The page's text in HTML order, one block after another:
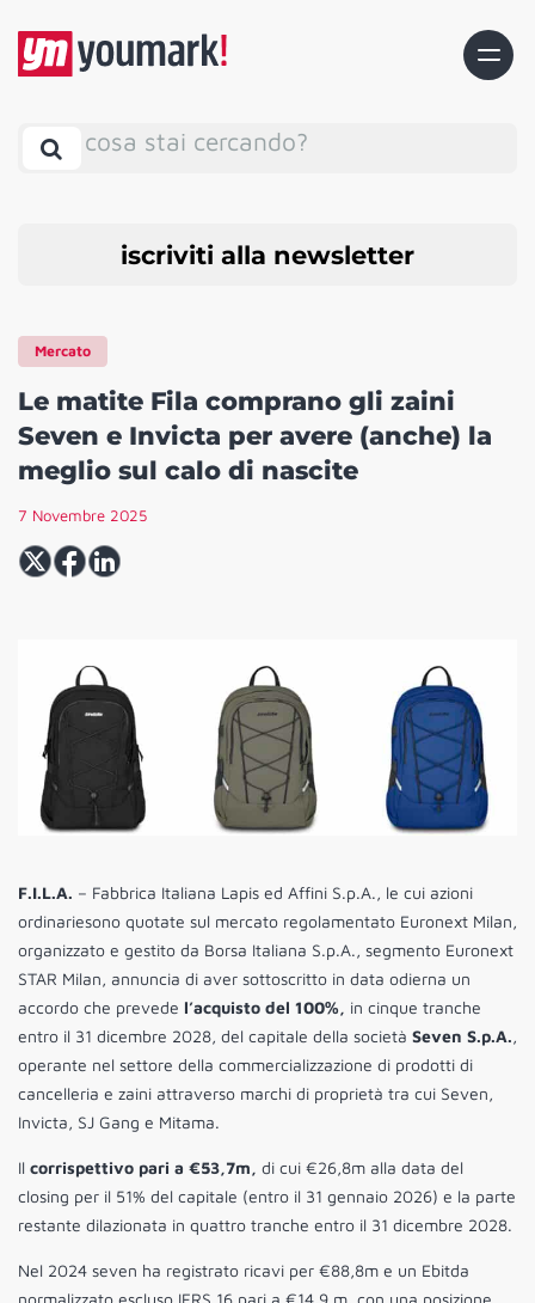
cosa stai cercando?
iscriviti alla newsletter
Mercato
Le matite Fila comprano gli zaini
Seven e Invicta per avere (anche) la
meglio sul calo di nascite
7 Novembre 2025
F.I.L.A. – Fabbrica Italiana Lapis ed Affini S.p.A., le cui azioni
ordinariesono quotate sul mercato regolamentato Euronext Milan,
organizzato e gestito da Borsa Italiana S.p.A., segmento Euronext
STAR Milan, annuncia di aver sottoscritto in data odierna un
accordo che prevede l’acquisto del 100%, in cinque tranche
entro il 31 dicembre 2028, del capitale della società Seven S.p.A.,
operante nel settore della commercializzazione di prodotti di
cancelleria e zaini attraverso marchi di proprietà tra cui Seven,
Invicta, SJ Gang e Mitama.
Il corrispettivo pari a €53,7m, di cui €26,8m alla data del
closing per il 51% del capitale (entro il 31 gennaio 2026) e la parte
restante dilazionata in quattro tranche entro il 31 dicembre 2028.
Nel 2024 seven ha registrato ricavi per €88,8m e un Ebitda
normalizzato escluso IFRS 16 pari a €14,9 m, con una posizione